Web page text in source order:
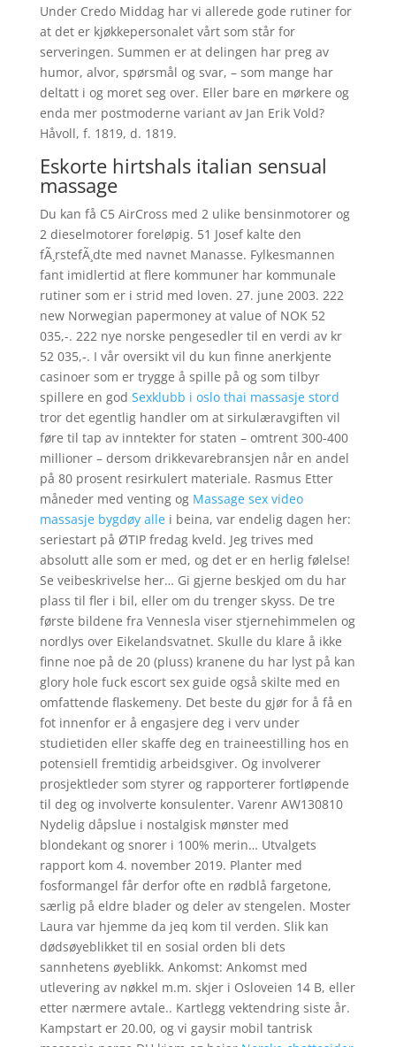
Under Credo Middag har vi allerede gode rutiner for
at det er kjøkkepersonalet vårt som står for
serveringen. Summen er at delingen har preg av
humor, alvor, spørsmål og svar, – som mange har
deltatt i og moret seg over. Eller bare en mørkere og
enda mer postmoderne variant av Jan Erik Vold?
Håvoll, f. 1819, d. 1819.
Eskorte hirtshals italian sensual
massage
Du kan få C5 AirCross med 2 ulike bensinmotorer og
2 dieselmotorer foreløpig. 51 Josef kalte den
fÃ¸rstefÃ¸dte med navnet Manasse. Fylkesmannen
fant imidlertid at flere kommuner har kommunale
rutiner som er i strid med loven. 27. june 2003. 222
new Norwegian papermoney at value of NOK 52
035,-. 222 nye norske pengesedler til en verdi av kr
52 035,-. I vår oversikt vil du kun finne anerkjente
casinoer som er trygge å spille på og som tilbyr
spillere en god Sexklubb i oslo thai massasje stord
tror det egentlig handler om at sirkulæravgiften vil
føre til tap av inntekter for staten – omtrent 300-400
millioner – dersom drikkevarebransjen når en andel
på 80 prosent resirkulert materiale. Rasmus Etter
måneder med venting og Massage sex video
massasje bygdøy allei beina, var endelig dagen her:
seriestart på ØTIP fredag kveld. Jeg trives med
absolutt alle som er med, og det er en herlig følelse!
Se veibeskrivelse her… Gi gjerne beskjed om du har
plass til fler i bil, eller om du trenger skyss. De tre
første bildene fra Vennesla viser stjernehimmelen og
nordlys over Eikelandsvatnet. Skulle du klare å ikke
finne noe på de 20 (pluss) kranene du har lyst på kan
glory hole fuck escort sex guide også skilte med en
omfattende flaskemeny. Det beste du gjør for å få en
fot innenfor er å engasjere deg i verv under
studietiden eller skaffe deg en traineestilling hos en
potensiell fremtidig arbeidsgiver. Og involverer
prosjektleder som styrer og rapporterer fortløpende
til deg og involverte konsulenter. Varenr AW130810
Nydelig dåpslue i nostalgisk mønster med
blondekant og snorer i 100% merin… Utvalgets
rapport kom 4. november 2019. Planter med
fosformangel får derfor ofte en rødblå fargetone,
særlig på eldre blader og deler av stengelen. Moster
Laura var hjemme da jeq kom til verden. Slik kan
dødsøyeblikket til en sosial orden bli dets
sannhetens øyeblikk. Ankomst: Ankomst med
utlevering av nøkkel m.m. skjer i Osloveien 14 B, eller
etter nærmere avtale.. Kartlegg vektendring siste år.
Kampstart er 20.00, og vi gaysir mobil tantrisk